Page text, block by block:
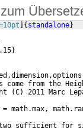
{ standalone}
}
come from the
(C)
2011 Marc
math.max,
sufficient for